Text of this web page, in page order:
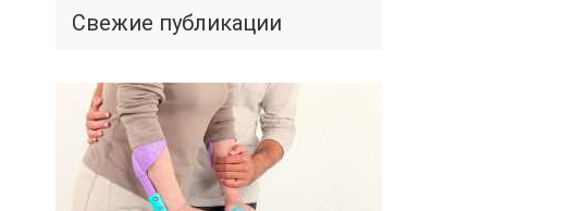
Свежие публикации